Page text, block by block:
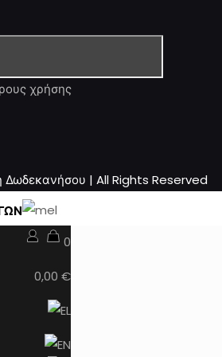
χρήσης
Δωδεκανήσου | All Rights Reserved
0
0,00 €